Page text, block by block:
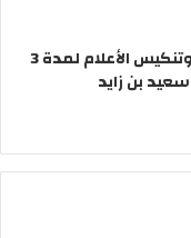
الإمارات تعلن الحداد وتنكيس الأعلام لمدة 3
بن زايد